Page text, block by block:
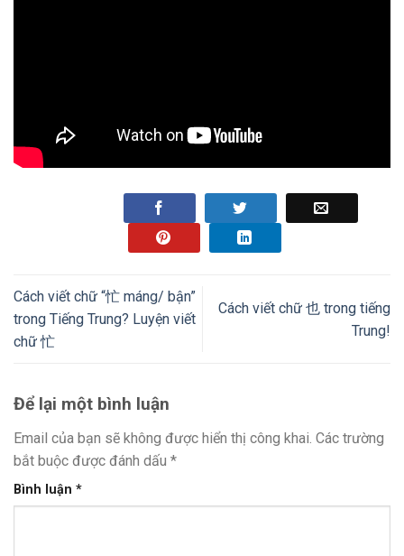
Cách viết chữ “忙 máng/ bận”
trong Tiếng Trung? Luyện viết
chữ 忙
Cách viết chữ 也 trong tiếng
Trung!
Để lại một bình luận
Email của bạn sẽ không được hiển thị công khai. Các trường
bắt buộc được đánh dấu *
Bình luận *